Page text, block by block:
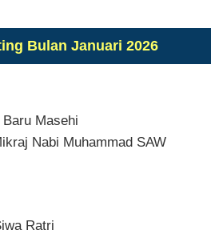
Bulan Januari 2026
Masehi
Nabi Muhammad SAW
Ratri